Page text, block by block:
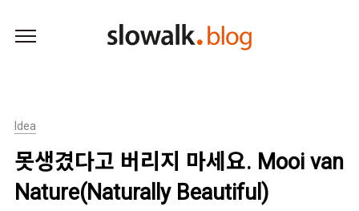
Idea
못생겼다고 버리지 마세요. Mooi van
Nature(Naturally Beautiful)